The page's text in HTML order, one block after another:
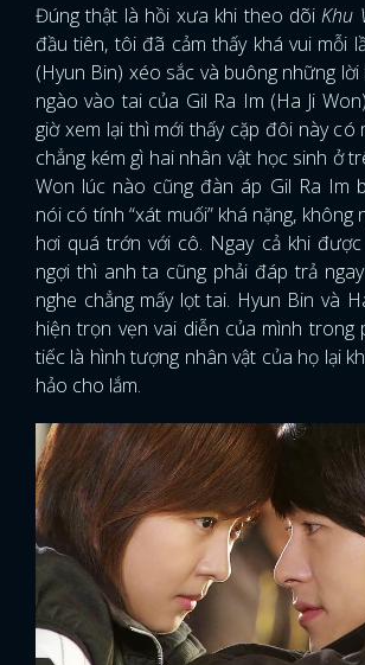
Đúng thật là hồi xưa khi theo dõiKhu
đầu tiên, tôi đã cảm thấy khá vui mỗi
(Hyun Bin) xéo sắc và buông những lời
ngào vào tai của Gil Ra Im (Ha Ji
giờ xem lại thì mới thấy cặp đôi này có
chẳng kém gì hai nhân vật học sinh ở
Won lúc nào cũng đàn áp Gil Ra Im
nói có tính “xát muối” khá nặng,
hơi quá trớn với cô. Ngay cả khi
ngợi thì anh ta cũng phải đáp trả
nghe chẳng mấy lọt tai. Hyun Bin và
hiện trọn vẹn vai diễn của mình trong
tiếc là hình tượng nhân vật của họ lại
hảo cho lắm.